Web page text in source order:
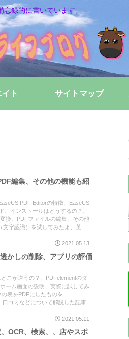
忘録的に書いています。
ト サイトマップ
編集、その他の機能も紹
PDF Editorの特徴、EaseUS
、インストールはどうするの？、
換、PDFファイルの編集、その他
字認識）を試してみたよ、英語
2021.05.13
かしの削除、アプリの評価
こが違うの？、PDFelementのダ
ーム画面の説明、実際に試してみ
表をPDFにしたものを
コミなどについて解説した記事で
2021.05.11
OCR、検索、、店やスポ